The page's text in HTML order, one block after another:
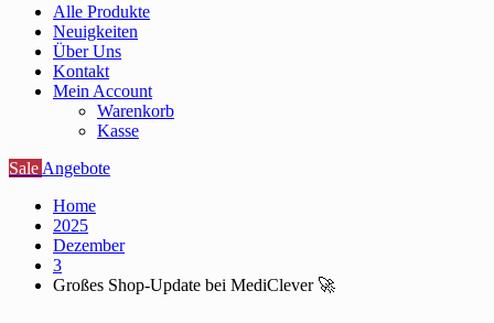
Alle Produkte
Neuigkeiten
Über Uns
Kontakt
Mein Account
Warenkorb
Kasse
Sale Angebote
Home
2025
Dezember
3
Großes Shop-Update bei MediClever 🚀